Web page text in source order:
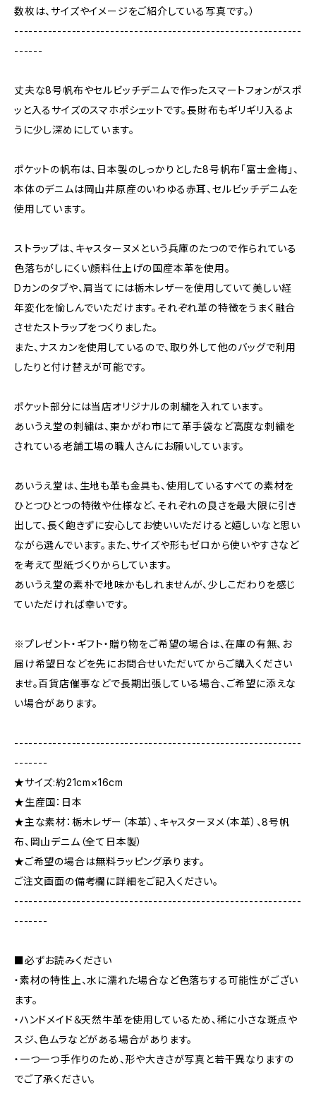
数枚は、サイズやイメージをご紹介している写真です。）
------------------------------------------------------------
------
丈夫な8号帆布やセルビッチデニムで作ったスマートフォンがスポ
ッと入るサイズのスマホポシェットです。長財布もギリギリ入るよ
うに少し深めにしています。
ポケットの帆布は、日本製のしっかりとした8号帆布「富士金梅」、
本体のデニムは岡山井原産のいわゆる赤耳、セルビッチデニムを
使用しています。
ストラップは、キャスターヌメという兵庫のたつので作られている
色落ちがしにくい顔料仕上げの国産本革を使用。
Dカンのタブや、肩当てには栃木レザーを使用していて美しい経
年変化を愉しんでいただけます。それぞれ革の特徴をうまく融合
させたストラップをつくりました。
また、ナスカンを使用しているので、取り外して他のバッグで利用
したりと付け替えが可能です。
ポケット部分には当店オリジナルの刺繍を入れています。
あいうえ堂の刺繍は、東かがわ市にて革手袋など高度な刺繍を
されている老舗工場の職人さんにお願いしています。
あいうえ堂は、生地も革も金具も、使用しているすべての素材を
ひとつひとつの特徴や仕様など、それぞれの良さを最大限に引き
出して、長く飽きずに安心してお使いいただけると嬉しいなと思い
ながら選んでいます。また、サイズや形もゼロから使いやすさなど
を考えて型紙づくりからしています。
あいうえ堂の素朴で地味かもしれませんが、少しこだわりを感じ
ていただければ幸いです。
※プレゼント・ギフト・贈り物をご希望の場合は、在庫の有無、お
届け希望日などを先にお問合せいただいてからご購入ください
ませ。百貨店催事などで長期出張している場合、ご希望に添えな
い場合があります。
------------------------------------------------------------
-------
★サイズ:約21cm×16cm
★生産国：日本
★主な素材：栃木レザー（本革）、キャスターヌメ（本革）、8号帆
布、岡山デニム（全て日本製）
★ご希望の場合は無料ラッピング承ります。
ご注文画面の備考欄に詳細をご記入ください。
------------------------------------------------------------
-------
■必ずお読みください
・素材の特性上、水に濡れた場合など色落ちする可能性がござい
ます。
・ハンドメイド＆天然牛革を使用しているため、稀に小さな斑点や
スジ、色ムラなどがある場合があります。
・一つ一つ手作りのため、形や大きさが写真と若干異なりますの
でご了承ください。